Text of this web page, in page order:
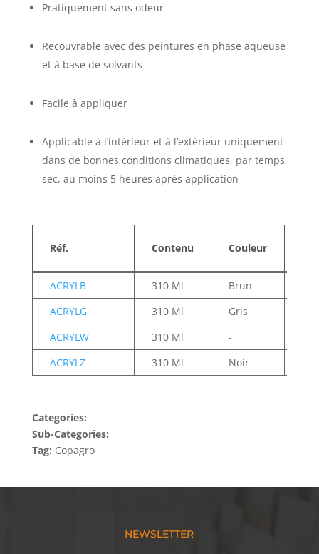
Pratiquement sans odeur
Recouvrable avec des peintures en phase aqueuse
et à base de solvants
Facile à appliquer
Applicable à l’intérieur et à l’extérieur uniquement
dans de bonnes conditions climatiques, par temps
sec, au moins 5 heures après application
Réf. Contenu Couleur
ACRYLB 310 Ml Brun
ACRYLG
310 Ml Gris
ACRYLW
310 Ml -
ACRYLZ
310 Ml Noir
Categories:
Sub-Categories:
Tag: Copagro
NEWSLETTER